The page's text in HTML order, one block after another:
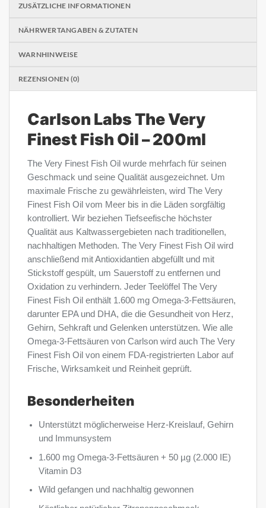
ZUSÄTZLICHE INFORMATIONEN
NÄHRWERTANGABEN & ZUTATEN
WARNHINWEISE
REZENSIONEN (0)
Carlson Labs The Very
Finest Fish Oil – 200ml
The Very Finest Fish Oil wurde mehrfach für seinen
Geschmack und seine Qualität ausgezeichnet. Um
maximale Frische zu gewährleisten, wird The Very
Finest Fish Oil vom Meer bis in die Läden sorgfältig
kontrolliert. Wir beziehen Tiefseefische höchster
Qualität aus Kaltwassergebieten nach traditionellen,
nachhaltigen Methoden. The Very Finest Fish Oil wird
anschließend mit Antioxidantien abgefüllt und mit
Stickstoff gespült, um Sauerstoff zu entfernen und
Oxidation zu verhindern. Jeder Teelöffel The Very
Finest Fish Oil enthält 1.600 mg Omega-3-Fettsäuren,
darunter EPA und DHA, die die Gesundheit von Herz,
Gehirn, Sehkraft und Gelenken unterstützen. Wie alle
Omega-3-Fettsäuren von Carlson wird auch The Very
Finest Fish Oil von einem FDA-registrierten Labor auf
Frische, Wirksamkeit und Reinheit geprüft.
Besonderheiten
Unterstützt möglicherweise Herz-Kreislauf, Gehirn
und Immunsystem
1.600 mg Omega-3-Fettsäuren + 50 µg (2.000 IE)
Vitamin D3
Wild gefangen und nachhaltig gewonnen